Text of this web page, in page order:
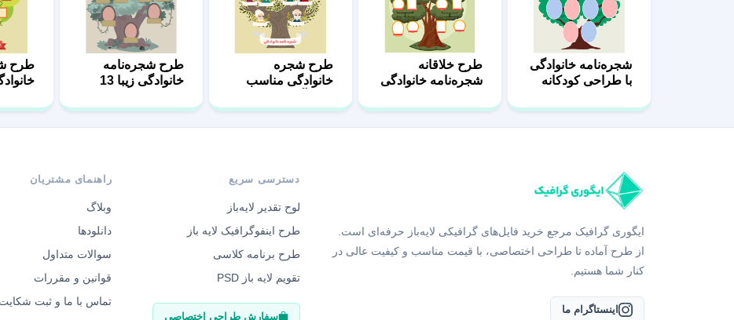
شجره‌نامه خانوادگی
با طراحی کودکانه
طرح خلاقانه
شجره‌نامه خانوادگی
طرح شجره
خانوادگی مناسب
طرح شجره‌نامه
خانوادگی زیبا 13
طرح
ایگوری گرافیک مرجع خرید فایل‌های گرافیکی لایه‌باز حرفه‌ای است.
از طرح آماده تا طراحی اختصاصی، با قیمت مناسب و کیفیت عالی در
کنار شما هستیم.
اینستاگرام ما
دسترسی سریع
لوح تقدیر لایه‌باز
طرح اینفوگرافیک لایه باز
طرح برنامه کلاسی
تقویم لایه باز PSD
سفارش طراحی اختصاصی
راهنمای مشتریان
وبلاگ
دانلودها
سوالات متداول
قوانین و مقررات
تماس با ما و ثبت شکایت